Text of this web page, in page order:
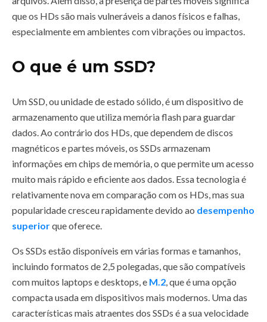
que os HDs são mais vulneráveis a danos físicos e falhas,
especialmente em ambientes com vibrações ou impactos.
O que é um SSD?
Um SSD, ou unidade de estado sólido, é um dispositivo de
armazenamento que utiliza memória flash para guardar
dados. Ao contrário dos HDs, que dependem de discos
magnéticos e partes móveis, os SSDs armazenam
informações em chips de memória, o que permite um acesso
muito mais rápido e eficiente aos dados. Essa tecnologia é
relativamente nova em comparação com os HDs, mas sua
popularidade cresceu rapidamente devido ao desempenho
superiorque oferece.
Os SSDs estão disponíveis em várias formas e tamanhos,
incluindo formatos de 2,5 polegadas, que são compatíveis
com muitos laptops e desktops, e M.2, que é uma opção
compacta usada em dispositivos mais modernos. Uma das
características mais atraentes dos SSDs é a sua velocidade